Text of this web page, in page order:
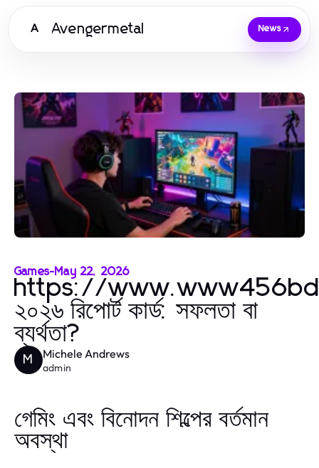
A Avengermetal News
Games-May 22, 2026
https://
২০২৬ রিপোর্ট কার্ড: সফলতা বা
ব্যর্থতা?
M Michele Andrews
admin
গেমিং এবং বিনোদন শিল্পের বর্তমান
অবস্থা